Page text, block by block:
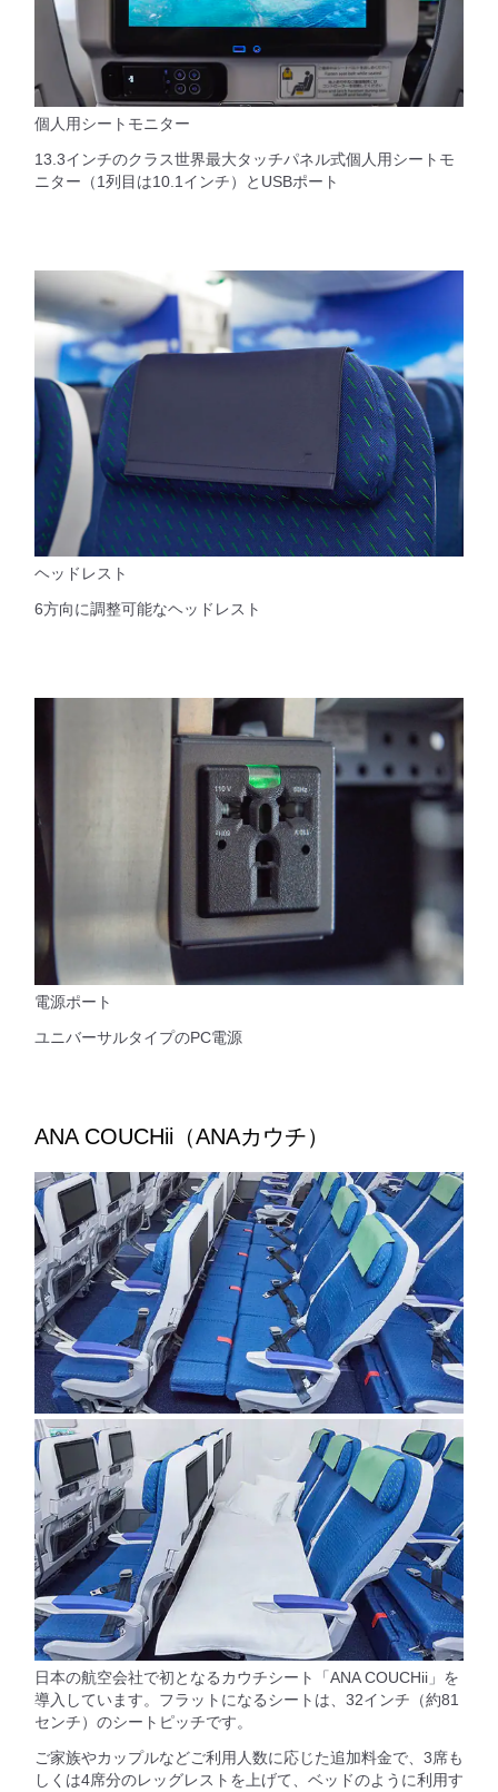
個人用シートモニター
13.3インチのクラス世界最大タッチパネル式個人用シートモ
ニター（1列目は10.1インチ）とUSBポート
ヘッドレスト
6方向に調整可能なヘッドレスト
電源ポート
ユニバーサルタイプのPC電源
ANA COUCHii（ANAカウチ）
日本の航空会社で初となるカウチシート「ANA COUCHii」を
導入しています。フラットになるシートは、32インチ（約81
センチ）のシートピッチです。
ご家族やカップルなどご利用人数に応じた追加料金で、3席も
しくは4席分のレッグレストを上げて、ベッドのように利用す